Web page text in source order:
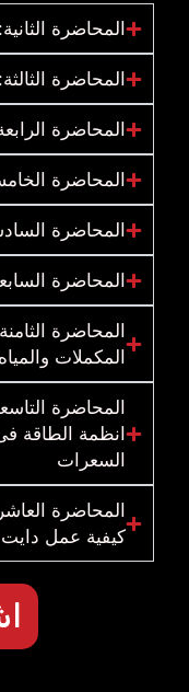
المحاضرة
المحاضرة
المحاضرة
المحاضرة
المحاضرة
المحاضرة
المحاضرة
المكملات والمياه
المحاضرة
انظمة الطاقة
السعرات
المحاضرة
كيفية عمل